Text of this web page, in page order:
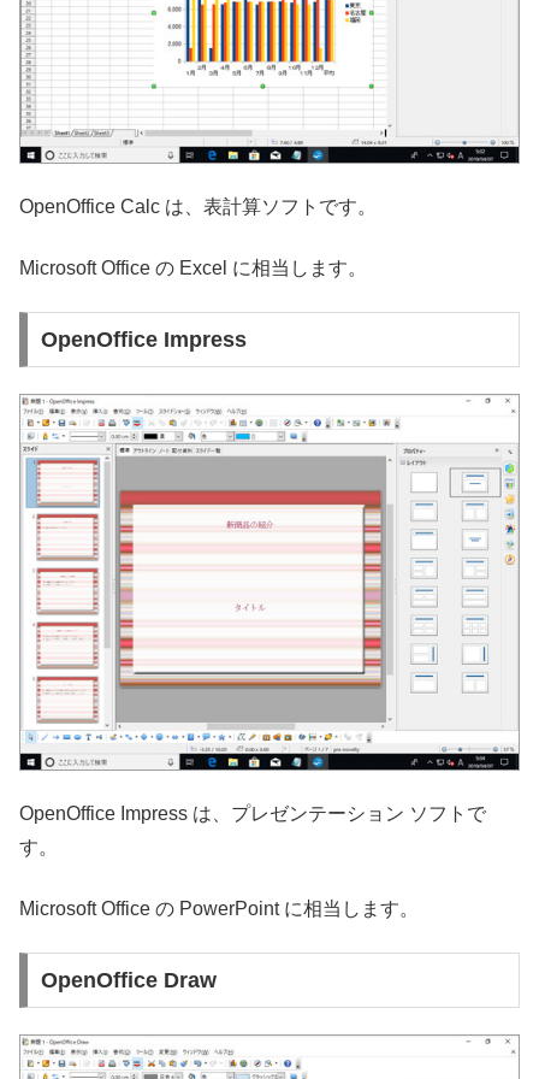
OpenOffice Calc は、表計算ソフトです。
Microsoft Office の Excel に相当します。
OpenOffice Impress
OpenOffice Impress は、プレゼンテーション ソフトで
す。
Microsoft Office の PowerPoint に相当します。
OpenOffice Draw